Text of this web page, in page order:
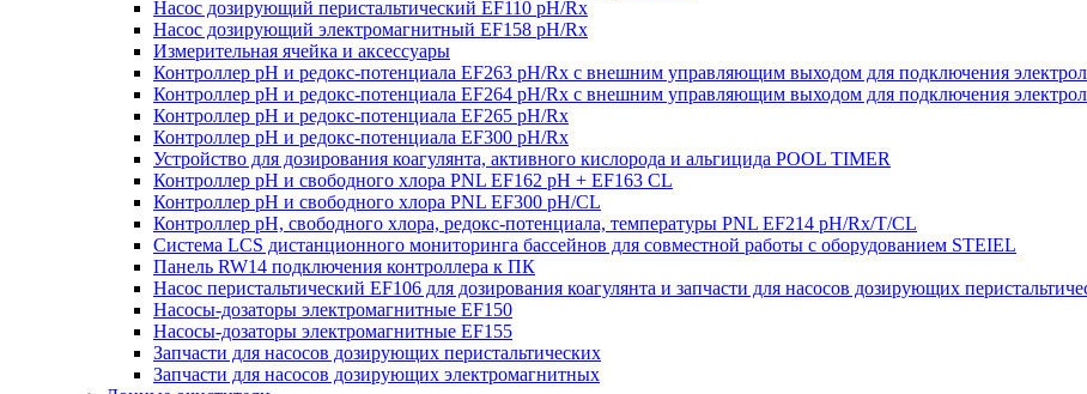
Насос дозирующий перистальтический EF110 pH/Rx
Насос дозирующий электромагнитный EF158 pH/Rx
Измерительная ячейка и аксессуары
Контроллер рН и редокс-потенциала EF263 pH/Rx с внешним управляющим выходом для подключения
Контроллер рН и редокс-потенциала EF264 pH/Rx с внешним управляющим выходом для подключения
Контроллер рН и редокс-потенциала EF265 pH/Rx
Контроллер рН и редокс-потенциала EF300 pH/Rx
Устройство для дозирования коагулянта, активного кислорода и альгицида POOL TIMER
Контроллер рН и свободного хлора PNL EF162 pH + EF163 CL
Контроллер рН и свободного хлора PNL EF300 pH/CL
Контроллер рН, свободного хлора, редокс-потенциала, температуры PNL EF214 pH/Rx/T/CL
Система LCS дистанционного мониторинга бассейнов для совместной работы с оборудованием STEIEL
Панель RW14 подключения контроллера к ПК
Насос перистальтический EF106 для дозирования коагулянта и запчасти для насосов дозирующих
Насосы-дозаторы электромагнитные EF150
Насосы-дозаторы электромагнитные EF155
Запчасти для насосов дозирующих перистальтических
Запчасти для насосов дозирующих электромагнитных